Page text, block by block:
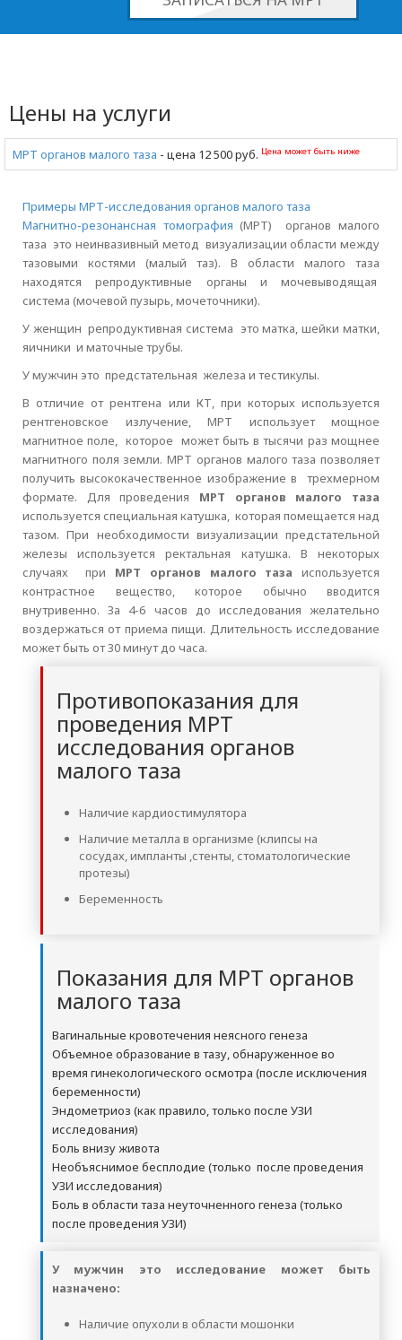
Цены на услуги
МРТ органов малого таза - цена 12 500 руб. Цена может быть ниже
Примеры МРТ-исследования органов малого таза
Магнитно-резонансная томография (МРТ) органов малого
таза это неинвазивный метод визуализации области между
тазовыми костями (малый таз). В области малого таза
находятся репродуктивные органы и мочевыводящая
система (мочевой пузырь, мочеточники).
У женщин репродуктивная система это матка, шейки матки,
яичники и маточные трубы.
У мужчин это предстательная железа и тестикулы.
В отличие от рентгена или КТ, при которых используется
рентгеновское излучение, МРТ использует мощное
магнитное поле, которое может быть в тысячи раз мощнее
магнитного поля земли. МРТ органов малого таза позволяет
получить высококачественное изображение в трехмерном
формате. Для проведения МРТ органов малого таза
используется специальная катушка, которая помещается над
тазом. При необходимости визуализации предстательной
железы используется ректальная катушка. В некоторых
случаях при МРТ органов малого таза используется
контрастное вещество, которое обычно вводится
внутривенно. За 4-6 часов до исследования желательно
воздержаться от приема пищи. Длительность исследование
может быть от 30 минут до часа.
Противопоказания для
проведения МРТ
исследования органов
малого таза
Наличие кардиостимулятора
Наличие металла в организме (клипсы на
сосудах, импланты ,стенты, стоматологические
протезы)
Беременность
Показания для МРТ органов
малого таза
Вагинальные кровотечения неясного генеза
Объемное образование в тазу, обнаруженное во
время гинекологического осмотра (после исключения
беременности)
Эндометриоз (как правило, только после УЗИ
исследования)
Боль внизу живота
Необъяснимое бесплодие (только после проведения
УЗИ исследования)
Боль в области таза неуточненного генеза (только
после проведения УЗИ)
У мужчин это исследование может быть
назначено:
Наличие опухоли в области мошонки